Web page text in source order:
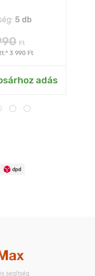
5 db
Ft
3 990 Ft
adás
segítség